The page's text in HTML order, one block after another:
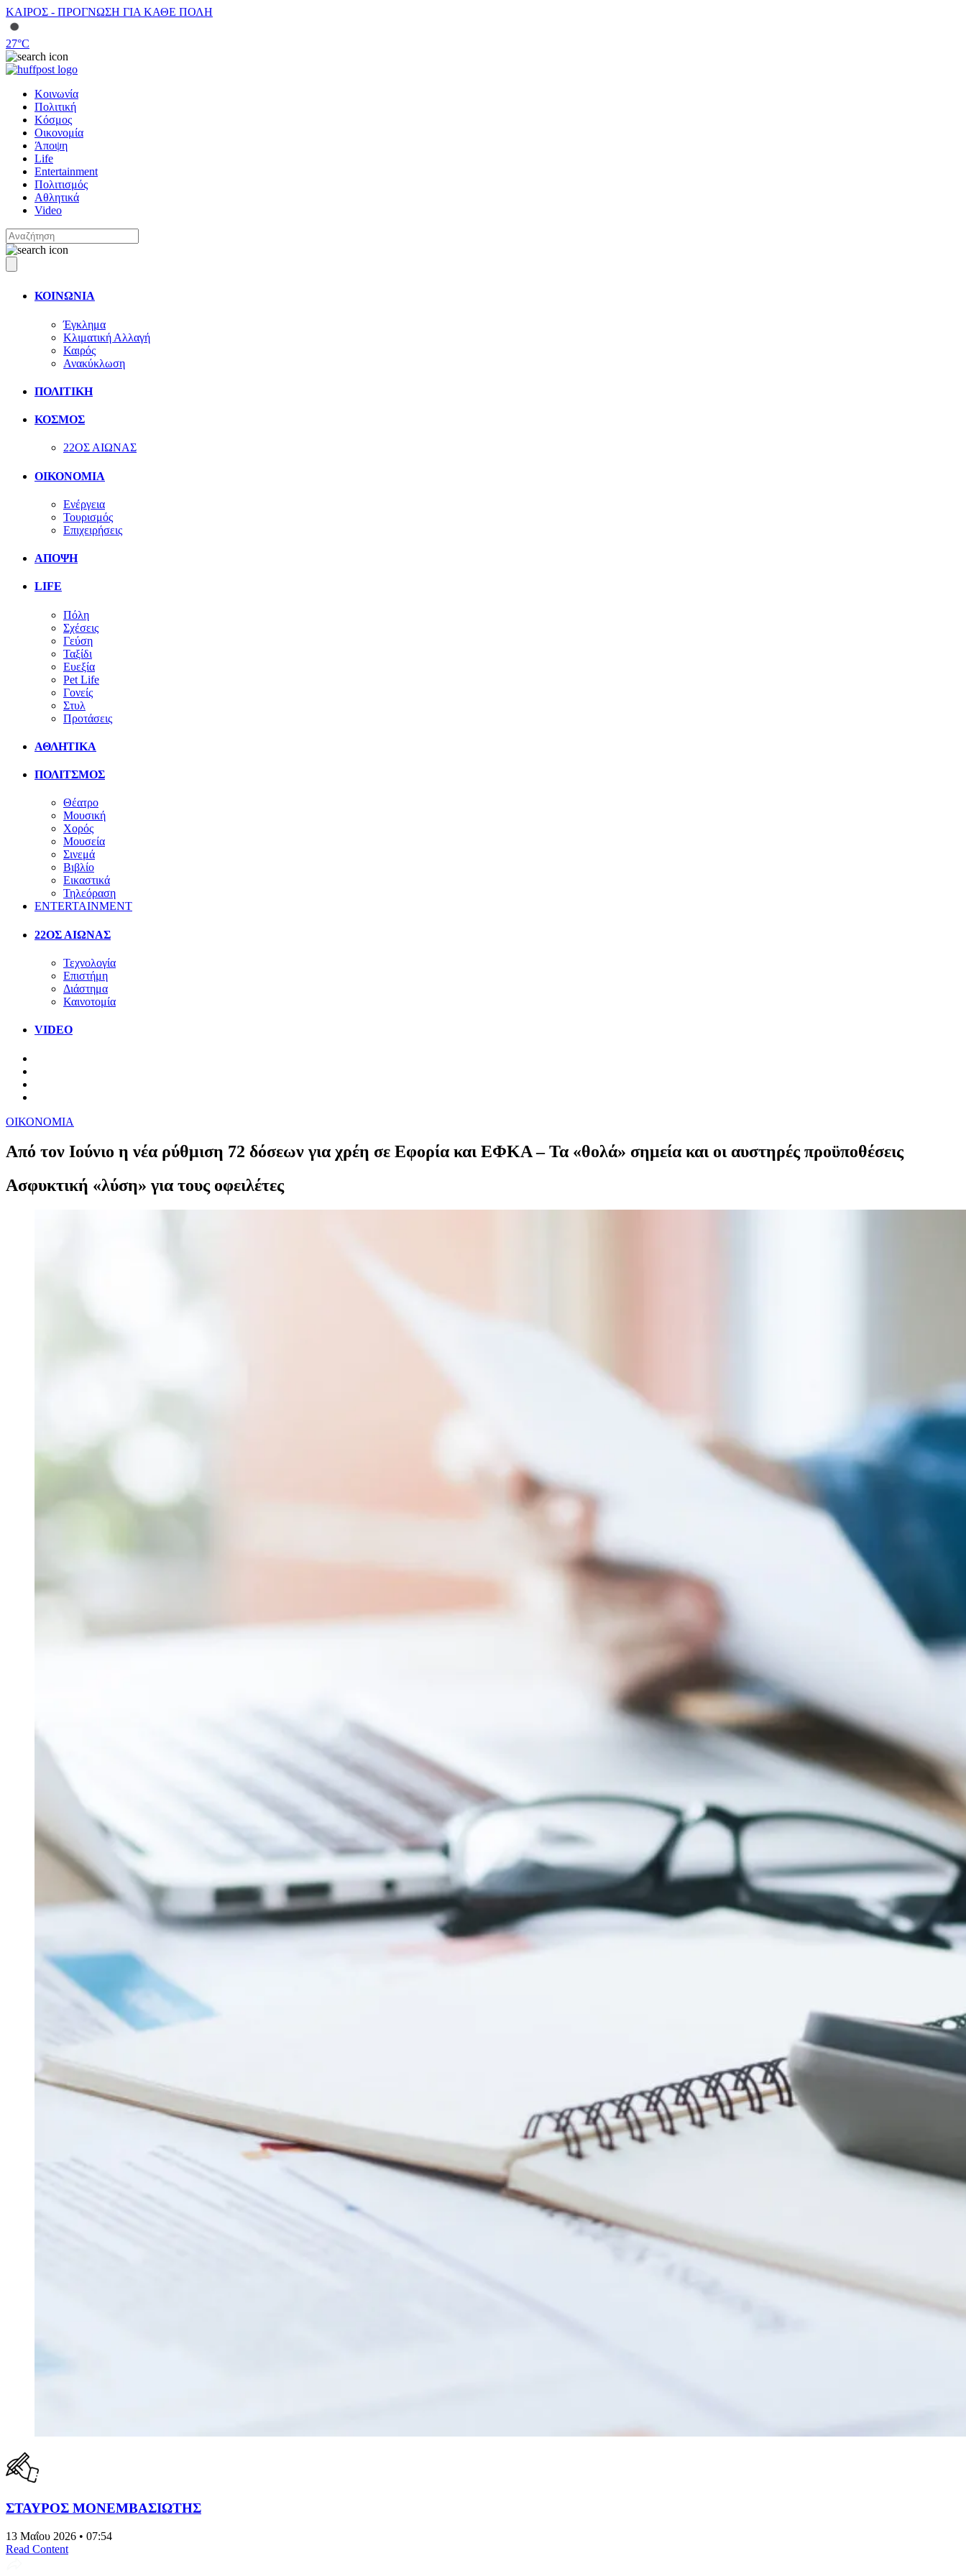
ΚΑΙΡΟΣ - ΠΡΟΓΝΩΣΗ ΓΙΑ ΚΑΘΕ ΠΟΛΗ
27°C
Κοινωνία
Πολιτική
Κόσμος
Οικονομία
Άποψη
Life
Entertainment
Πολιτισμός
Αθλητικά
Video
ΚΟΙΝΩΝΙΑ
Έγκλημα
Κλιματική Αλλαγή
Καιρός
Ανακύκλωση
ΠΟΛΙΤΙΚΗ
ΚΟΣΜΟΣ
22ΟΣ ΑΙΩΝΑΣ
ΟΙΚΟΝΟΜΙΑ
Ενέργεια
Τουρισμός
Επιχειρήσεις
ΑΠΟΨΗ
LIFE
Πόλη
Σχέσεις
Γεύση
Ταξίδι
Ευεξία
Pet Life
Γονείς
Στυλ
Προτάσεις
ΑΘΛΗΤΙΚΑ
ΠΟΛΙΤΣΜΟΣ
Θέατρο
Μουσική
Χορός
Μουσεία
Σινεμά
Βιβλίο
Εικαστικά
Τηλεόραση
ENTERTAINMENT
22ΟΣ ΑΙΩΝΑΣ
Τεχνολογία
Επιστήμη
Διάστημα
Καινοτομία
VIDEO
ΟΙΚΟΝΟΜΙΑ
Aπό τον Ιούνιο η νέα ρύθμιση 72 δόσεων για χρέη σε Εφορία και ΕΦΚΑ – Τα «θολά» σημεία και οι αυστηρές προϋποθέσεις
Ασφυκτική «λύση» για τους οφειλέτες
ΣΤΑΥΡΟΣ ΜΟΝΕΜΒΑΣΙΩΤΗΣ
13 Μαΐου 2026 • 07:54
Read Content